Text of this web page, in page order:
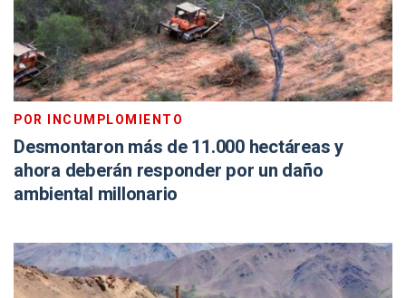
POR INCUMPLOMIENTO
Desmontaron más de 11.000 hectáreas y
ahora deberán responder por un daño
ambiental millonario